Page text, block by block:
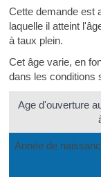
Cette demande est
laquelle il atteint
à taux plein.
Cet âge varie, en
dans les conditions
Age d'ouverture
Année de